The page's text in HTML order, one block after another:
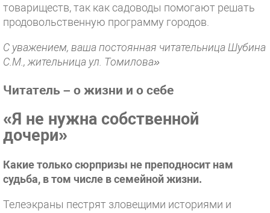
товариществ, так как садоводы помогают решать
продовольственную программу городов.
С уважением, ваша постоянная читательница Шубина
С.М., жительница ул. Томилова»
Читатель – о жизни и о себе
«Я не нужна собственной
дочери»
Какие только сюрпризы не преподносит нам
судьба, в том числе в семейной жизни.
Телеэкраны пестрят зловещими историями и